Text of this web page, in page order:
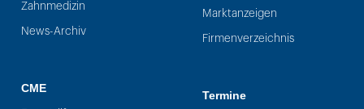
Zahnmedizin
News-Archiv
CME
Marktanzeigen
Firmenverzeichnis
Termine